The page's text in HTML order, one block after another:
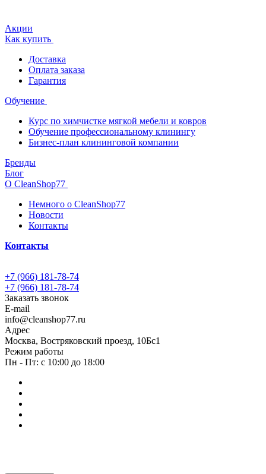
Акции
Как купить
Доставка
Оплата заказа
Гарантия
Обучение
Курс по химчистке мягкой мебели и ковров
Обучение профессиональному клинингу
Бизнес-план клининговой компании
Бренды
Блог
О CleanShop77
Немного о CleanShop77
Новости
Контакты
Контакты
+7 (966) 181-78-74
+7 (966) 181-78-74
Заказать звонок
E-mail
info@cleanshop77.ru
Адрес
Москва, Востряковский проезд, 10Бс1
Режим работы
Пн - Пт: с 10:00 до 18:00